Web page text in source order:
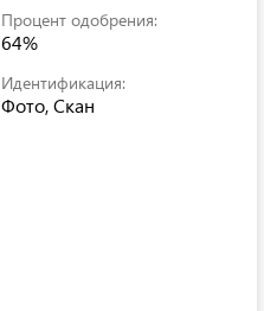
Процент одобрения:
64%
Идентификация:
Фото, Скан